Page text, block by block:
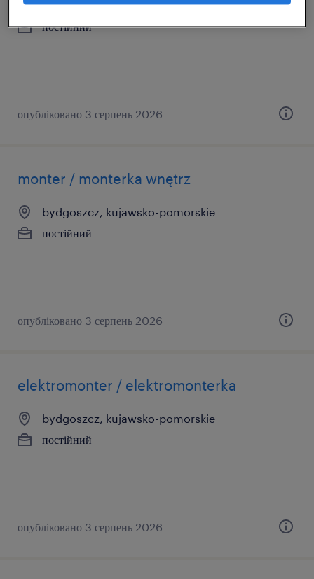
bydgoszcz, kujawsko-pomorskie
постійний
опубліковано 3 серпень 2026
monter / monterka wnętrz
bydgoszcz, kujawsko-pomorskie
постійний
опубліковано 3 серпень 2026
elektromonter / elektromonterka
bydgoszcz, kujawsko-pomorskie
постійний
опубліковано 3 серпень 2026